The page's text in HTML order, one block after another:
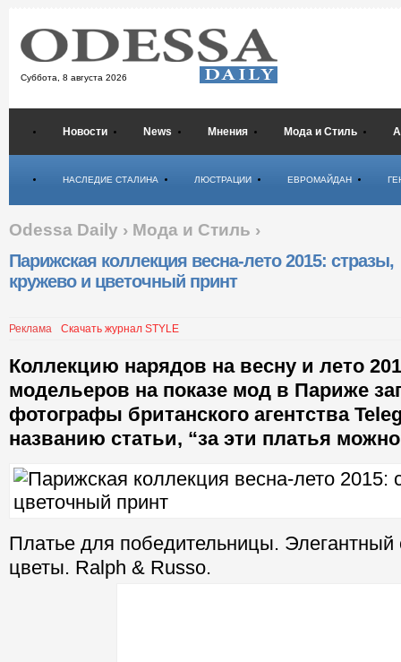
Суббота, 8 августа 2026
Новости News Мнения Мода и Стиль
НАСЛЕДИЕ СТАЛИНА ЛЮСТРАЦИИ ЕВРОМАЙДАН
Odessa Daily › Мода и Стиль ›
Парижская коллекция весна-лето 2015: стразы,
кружево и цветочный принт
Реклама Скачать журнал STYLE
Коллекцию нарядов на весну и лето
модельеров на показе мод в Париже
фотографы британского агентства
названию статьи, “за эти платья
Платье для победительницы. Элегантный
цветы. Ralph & Russo.